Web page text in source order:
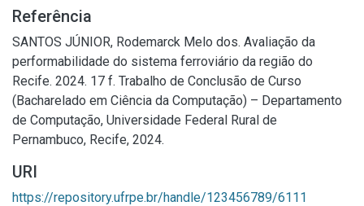
Referência
SANTOS JÚNIOR, Rodemarck Melo dos. Avaliação da
performabilidade do sistema ferroviário da região do
Recife. 2024. 17 f. Trabalho de Conclusão de Curso
(Bacharelado em Ciência da Computação) – Departamento
de Computação, Universidade Federal Rural de
Pernambuco, Recife, 2024.
URI
https://repository.ufrpe.br/handle/123456789/6111